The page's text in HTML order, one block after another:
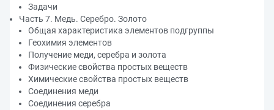
Задачи
Часть 7. Медь. Серебро. Золото
Общая характеристика элементов подгруппы
Геохимия элементов
Получение меди, серебра и золота
Физические свойства простых веществ
Химические свойства простых веществ
Соединения меди
Соединения серебра